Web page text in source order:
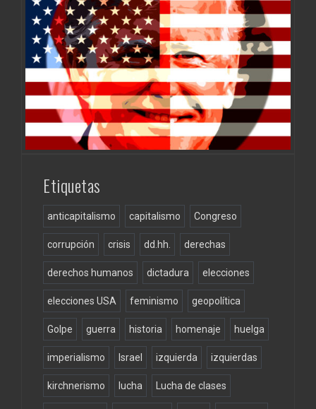
Etiquetas
anticapitalismo capitalismo Congreso
corrupción crisis dd.hh. derechas
derechos humanos dictadura elecciones
elecciones USA feminismo geopolítica
Golpe guerra historia homenaje huelga
imperialismo Israel izquierda izquierdas
kirchnerismo lucha Lucha de clases